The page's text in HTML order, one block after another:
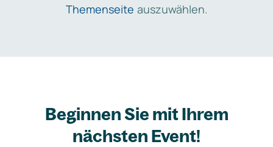
Themenseite auszuwählen.
Beginnen Sie mit Ihrem
nächsten Event!